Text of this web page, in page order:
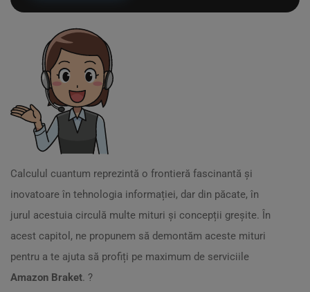
Calculul cuantum reprezintă o frontieră fascinantă și
inovatoare în tehnologia informației, dar din păcate, în
jurul acestuia circulă multe mituri și concepții greșite. În
acest capitol, ne propunem să demontăm aceste mituri
pentru a te ajuta să profiți pe maximum de serviciile
Amazon Braket. ?